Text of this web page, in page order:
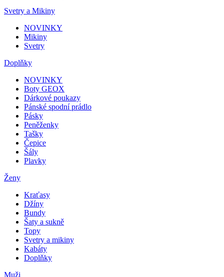
Svetry a Mikiny
NOVINKY
Mikiny
Svetry
Doplňky
NOVINKY
Boty GEOX
Dárkové poukazy
Pánské spodní prádlo
Pásky
Peněženky
Tašky
Čepice
Šály
Plavky
Ženy
Kraťasy
Džíny
Bundy
Šaty a sukně
Topy
Svetry a mikiny
Kabáty
Doplňky
Muži